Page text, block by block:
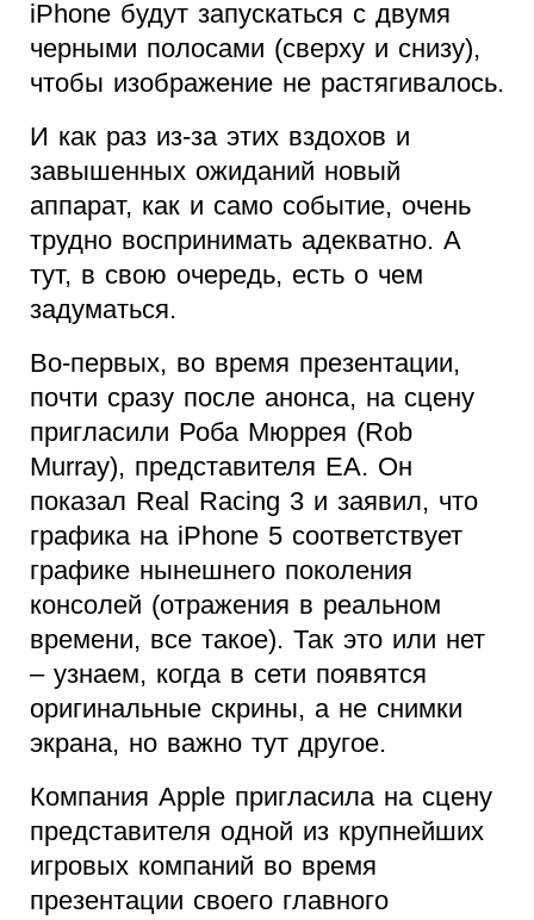
iPhone будут запускаться с двумя
черными полосами (сверху и снизу),
чтобы изображение не растягивалось.
И как раз из-за этих вздохов и
завышенных ожиданий новый
аппарат, как и само событие, очень
трудно воспринимать адекватно. А
тут, в свою очередь, есть о чем
задуматься.
Во-первых, во время презентации,
почти сразу после анонса, на сцену
пригласили Роба Мюррея (Rob
Murray), представителя EA. Он
показал Real Racing 3 и заявил, что
графика на iPhone 5 соответствует
графике нынешнего поколения
консолей (отражения в реальном
времени, все такое). Так это или нет
– узнаем, когда в сети появятся
оригинальные скрины, а не снимки
экрана, но важно тут другое.
Компания Apple пригласила на сцену
представителя одной из крупнейших
игровых компаний во время
презентации своего главного